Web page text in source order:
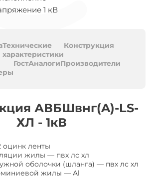
1 кВ
Технические
характеристики
Конструкция
ГостАналогиПроизводители
АВБШвнг(A)-LS-
ХЛ - 1кВ
оцинк ленты
жилы — пвх лс хл
оболочки (шланга) — пвх лс хл
жилы — Al